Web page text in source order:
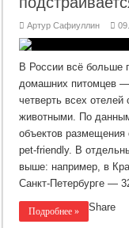
Артур Сафиуллин
В России всё больше
домашних питомцев —
четверть всех отелей
животными. По
объектов размещения
pet‑friendly. В
выше: например, в
Санкт‑Петербурге —
Подробнее » Share